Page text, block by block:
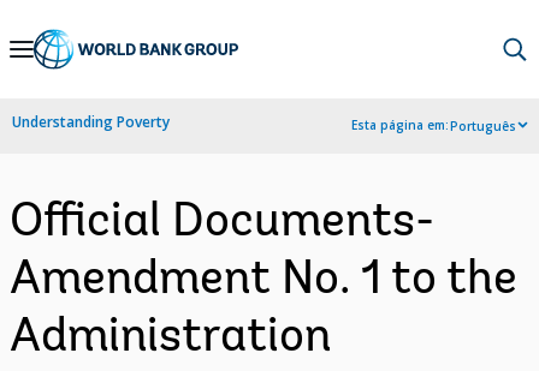
Skip
Navigation
Understanding Poverty Esta página em:Português
Official Documents-
Amendment No. 1 to the
Administration